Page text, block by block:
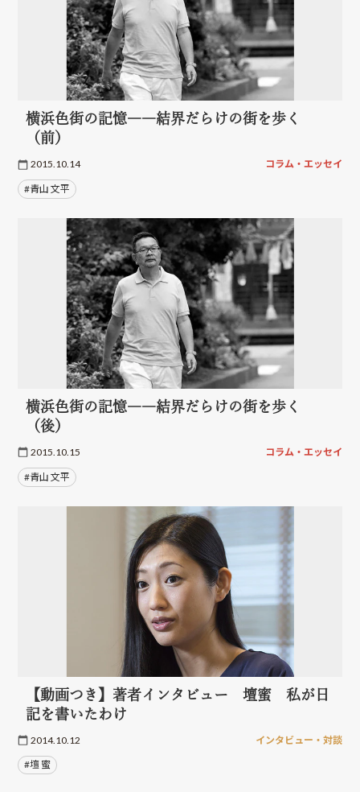
横浜色街の記憶――結界だらけの街を歩く
（前）
2015.10.14 コラム・エッセイ
#青山 文平
横浜色街の記憶――結界だらけの街を歩く
（後）
2015.10.15 コラム・エッセイ
#青山 文平
【動画つき】著者インタビュー 壇蜜 私が日
記を書いたわけ
2014.10.12 インタビュー・対談
#壇 蜜